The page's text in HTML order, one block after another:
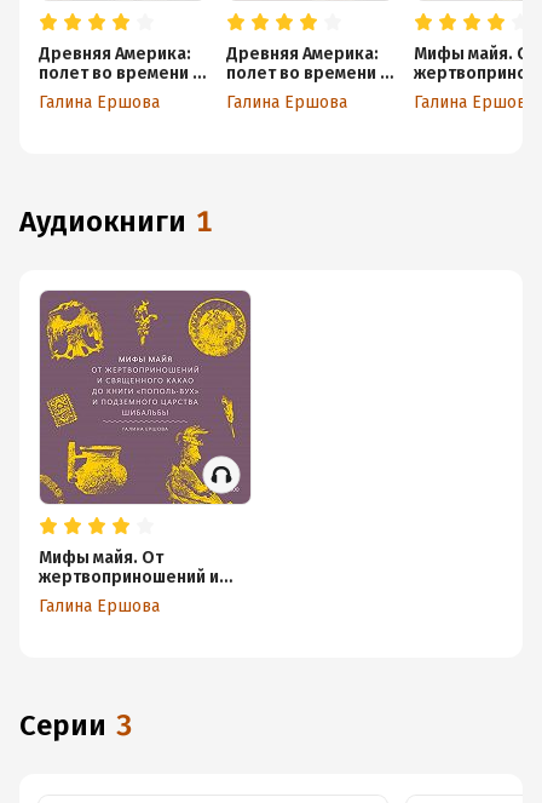
Древняя Америка:
полет во времени и
пространстве.
Мезоамерика
Галина Ершова
Древняя Америка:
полет во времени и
пространстве.
Северная Америка.
Галина Ершова
Мифы майя. От
ний и
священного
Галина Ершова
аудиокниги 1
Мифы майя. От
жертвоприношений и
священного какао до
книги «Пополь-Вух» и
Галина Ершова
Серии 3